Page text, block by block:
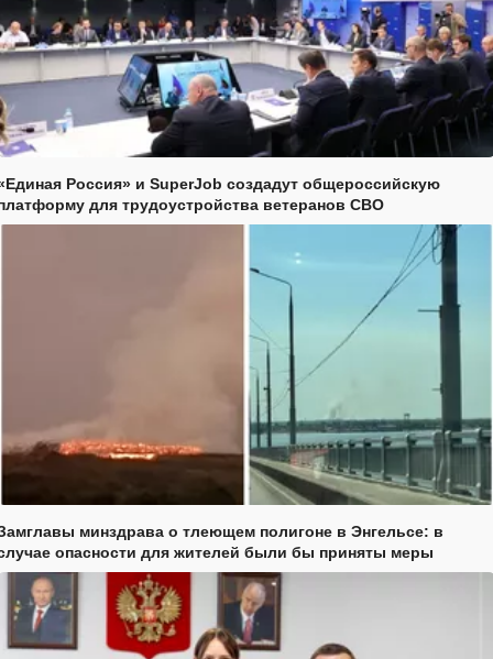
Россия» и SuperJob создадут общероссийскую
для трудоустройства ветеранов СВО
минздрава о тлеющем полигоне в Энгельсе: в
опасности для жителей были бы приняты меры